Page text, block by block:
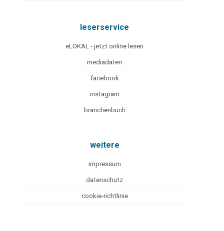
leserservice
eLOKAL - jetzt online lesen
mediadaten
facebook
instagram
branchenbuch
weitere
impressum
datenschutz
cookie-richtlinie